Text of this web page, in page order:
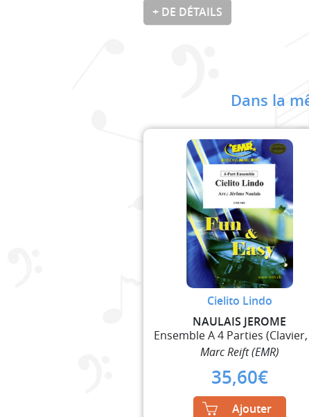
+ DE DÉTAILS
Dans la
Cielito Lindo
NAULAIS JEROME
Marc Reift (EMR)
35,60€
Ajouter